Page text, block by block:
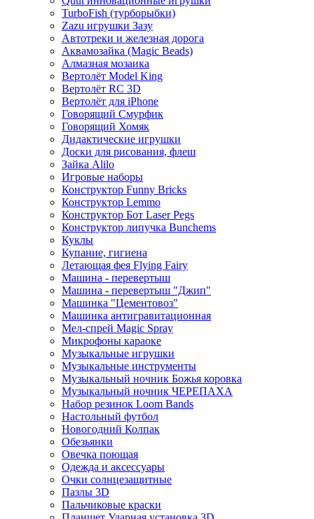
TurboFish (турборыбки)
Zazu игрушки Зазу
Автотреки и железная дорога
Аквамозайка (Magic Beads)
Алмазная мозаика
Вертолёт Model King
Вертолёт RC 3D
Вертолёт для iPhone
Говорящий Смурфик
Говорящий Хомяк
Дидактические игрушки
Доски для рисования, флеш
Зайка Alilo
Игровые наборы
Конструктор Funny Bricks
Конструктор Lemmo
Конструктор Бот Laser Pegs
Конструктор липучка Bunchems
Куклы
Купание, гигиена
Летающая фея Flying Fairy
Машина - перевертыш
Машина - перевертыш "Джип"
Машинка "Цементовоз"
Машинка антигравитационная
Мел-спрей Magic Spray
Микрофоны караоке
Музыкальные игрушки
Музыкальные инструменты
Музыкальный ночник Божья коровка
Музыкальный ночник ЧЕРЕПАХА
Набор резинок Loom Bands
Настольный футбол
Новогодний Колпак
Обезьянки
Овечка поющая
Одежда и аксессуары
Очки солнцезащитные
Пазлы 3D
Пальчиковые краски